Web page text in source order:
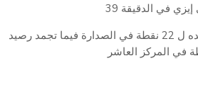
في الدقيقة 39
إنتصار رفع به أرسنال رصيده ل 22 نقطة في الصدارة فيما تجمد رصيد